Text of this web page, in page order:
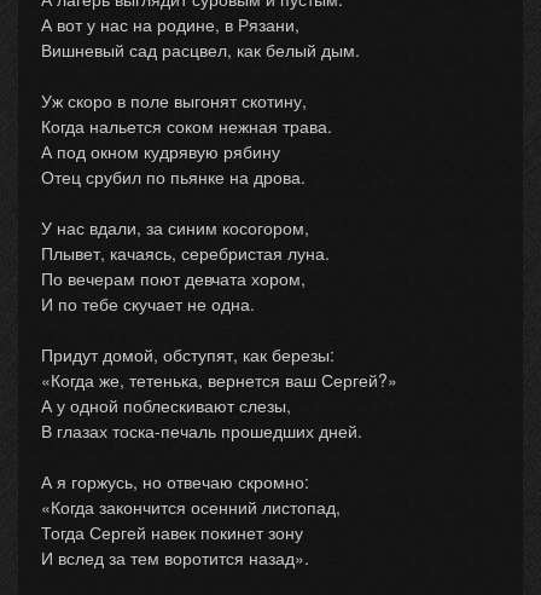
А вот у нас на родине, в Рязани,
Вишневый сад расцвел, как белый дым.
Уж скоро в поле выгонят скотину,
Когда нальется соком нежная трава.
А под окном кудрявую рябину
Отец срубил по пьянке на дрова.
У нас вдали, за синим косогором,
Плывет, качаясь, серебристая луна.
По вечерам поют девчата хором,
И по тебе скучает не одна.
Придут домой, обступят, как березы:
«Когда же, тетенька, вернется ваш Сергей?»
А у одной поблескивают слезы,
В глазах тоска-печаль прошедших дней.
А я горжусь, но отвечаю скромно:
«Когда закончится осенний листопад,
Тогда Сергей навек покинет зону
И вслед за тем воротится назад».